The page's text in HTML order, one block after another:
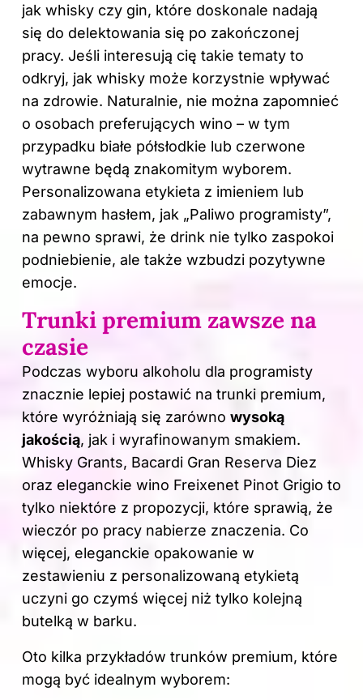
jak whisky czy gin, które doskonale nadają
się do delektowania się po zakończonej
pracy. Jeśli interesują cię takie tematy to
odkryj, jak whisky może korzystnie wpływać
na zdrowie. Naturalnie, nie można zapomnieć
o osobach preferujących wino – w tym
przypadku białe półsłodkie lub czerwone
wytrawne będą znakomitym wyborem.
Personalizowana etykieta z imieniem lub
zabawnym hasłem, jak „Paliwo programisty”,
na pewno sprawi, że drink nie tylko zaspokoi
podniebienie, ale także wzbudzi pozytywne
emocje.
Trunki premium zawsze na
czasie
Podczas wyboru alkoholu dla programisty
znacznie lepiej postawić na trunki premium,
które wyróżniają się zarówno wysoką
jakością, jak i wyrafinowanym smakiem.
Whisky Grants, Bacardi Gran Reserva Diez
oraz eleganckie wino Freixenet Pinot Grigio to
tylko niektóre z propozycji, które sprawią, że
wieczór po pracy nabierze znaczenia. Co
więcej, eleganckie opakowanie w
zestawieniu z personalizowaną etykietą
uczyni go czymś więcej niż tylko kolejną
butelką w barku.
Oto kilka przykładów trunków premium, które
mogą być idealnym wyborem: